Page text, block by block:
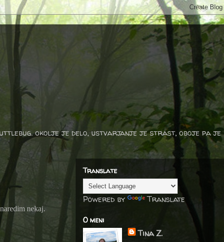
okolje je delo, ustvarjanje je strast, oboje pa je
nekaj.
Translate
Powered by Translate
O meni
Tina Z.